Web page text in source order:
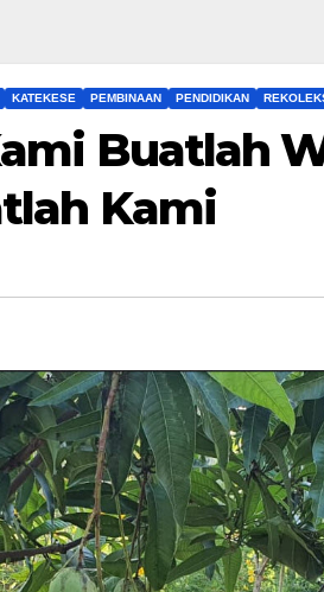
KATEKESE PEMBINAAN PENDIDIKAN
Buatlah
Kami